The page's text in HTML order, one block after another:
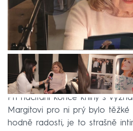
Při načítání konce knihy s
Margitovi pro ni prý bylo těžké
hodně radosti, je to strašně